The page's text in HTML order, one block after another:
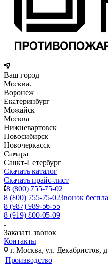
Ваш город
Москва
Воронеж
Екатеринбург
Можайск
Москва
Нижневартовск
Новосибирск
Новочеркасск
Самара
Санкт-Петербург
Скачать каталог
Скачать прайс-лист
8 (800) 755-75-02
8 (800) 755-75-02Звонок
8 (987) 989-56-55
8 (919) 800-05-09
Заказать звонок
Контакты
г. Москва, ул. Декабристов,
Производство